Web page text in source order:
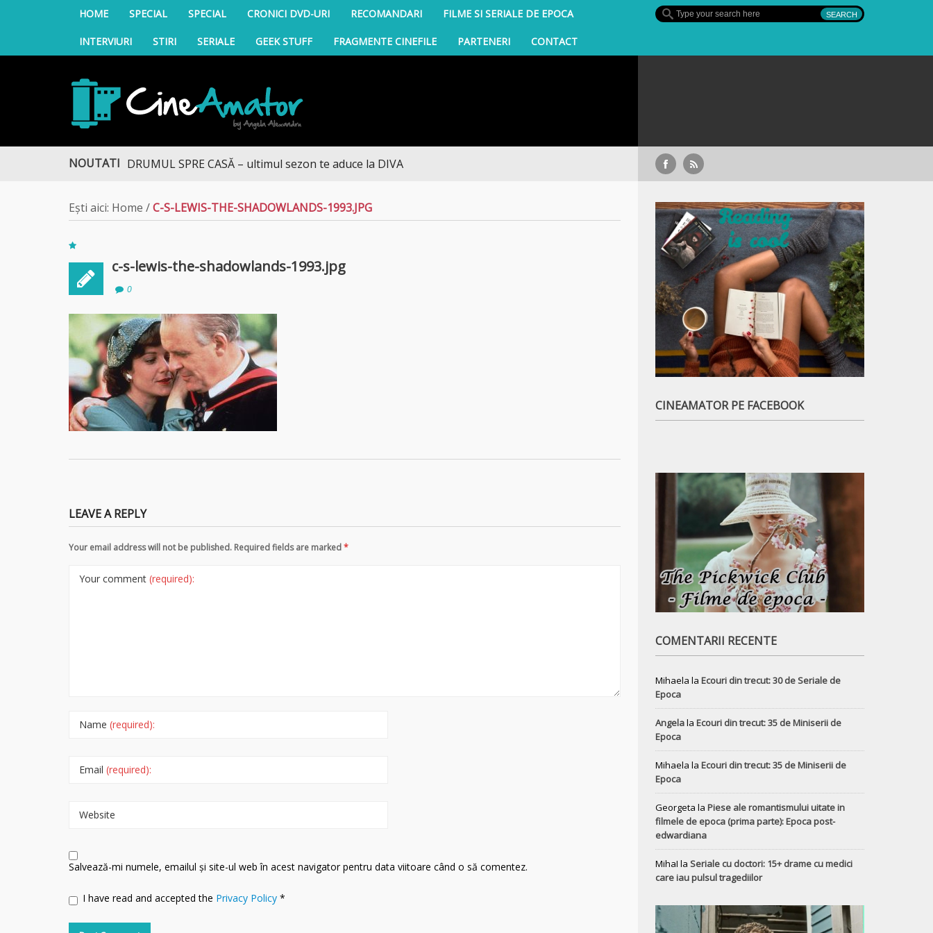
HOME SPECIAL SPECIAL CRONICI DVD-URI RECOMANDARI FILME SI SERIALE DE EPOCA
INTERVIURI STIRI SERIALE GEEK STUFF FRAGMENTE CINEFILE PARTENERI CONTACT
CineAmator
NOUTATIDRUMUL SPRE CASĂ – ultimul sezon te aduce la DIVA
Ești aici: Home /C-S-LEWIS-THE-SHADOWLANDS-1993.JPG
c-s-lewis-the-shadowlands-1993.jpg
0
LEAVE A REPLY
Your email address will not be published. Required fields are marked*
Your comment (required):
Name (required):
Email (required):
Website
Salvează-mi numele, emailul și site-ul web în acest navigator pentru data viitoare când o să comentez.
I have read and accepted the Privacy Policy *
CINEAMATOR PE FACEBOOK
COMENTARII RECENTE
Mihaela la Ecouri din trecut: 30 de Seriale de
Epoca
Angelala Ecouri din trecut: 35 de Miniserii de
Epoca
Mihaela la Ecouri din trecut: 35 de Miniserii de
Epoca
Georgeta la Piese ale romantismului uitate in
filmele de epoca (prima parte): Epoca post-
edwardiana
MihaI la Seriale cu doctori: 15+ drame cu medici
care iau pulsul tragediilor